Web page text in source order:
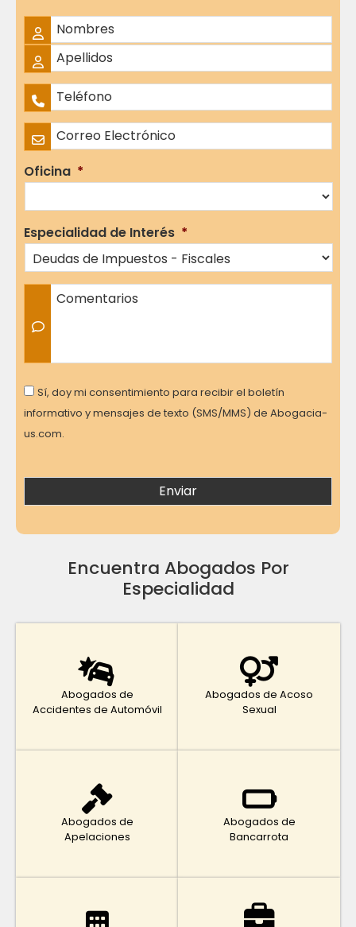
Nombre Completo
Nombres
Apellidos
Teléfono *
Correo Electrónico *
Oficina *
Especialidad de Interés *
Comentarios
Consent
Sí, doy mi consentimiento para recibir el boletín
informativo y mensajes de texto (SMS/MMS) de Abogacia-
us.com.
Encuentra Abogados Por
Especialidad
Abogados de
Accidentes de Automóvil
Abogados de Acoso
Sexual
Abogados de
Apelaciones
Abogados de
Bancarrota